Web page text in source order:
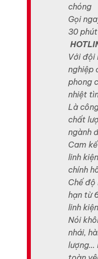
chóng
Gọi
30 phút
Với đội
nghiệp
phong
nhiệt
Là
chất
ngành
Cam
linh
chính
Chế
hạn từ
linh
Nói
nhái,
lượng…